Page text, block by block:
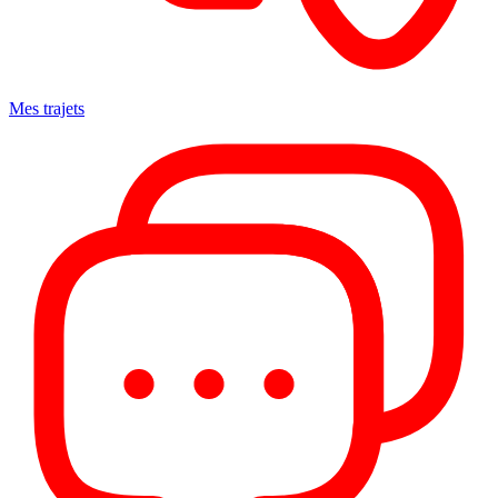
Mes trajets